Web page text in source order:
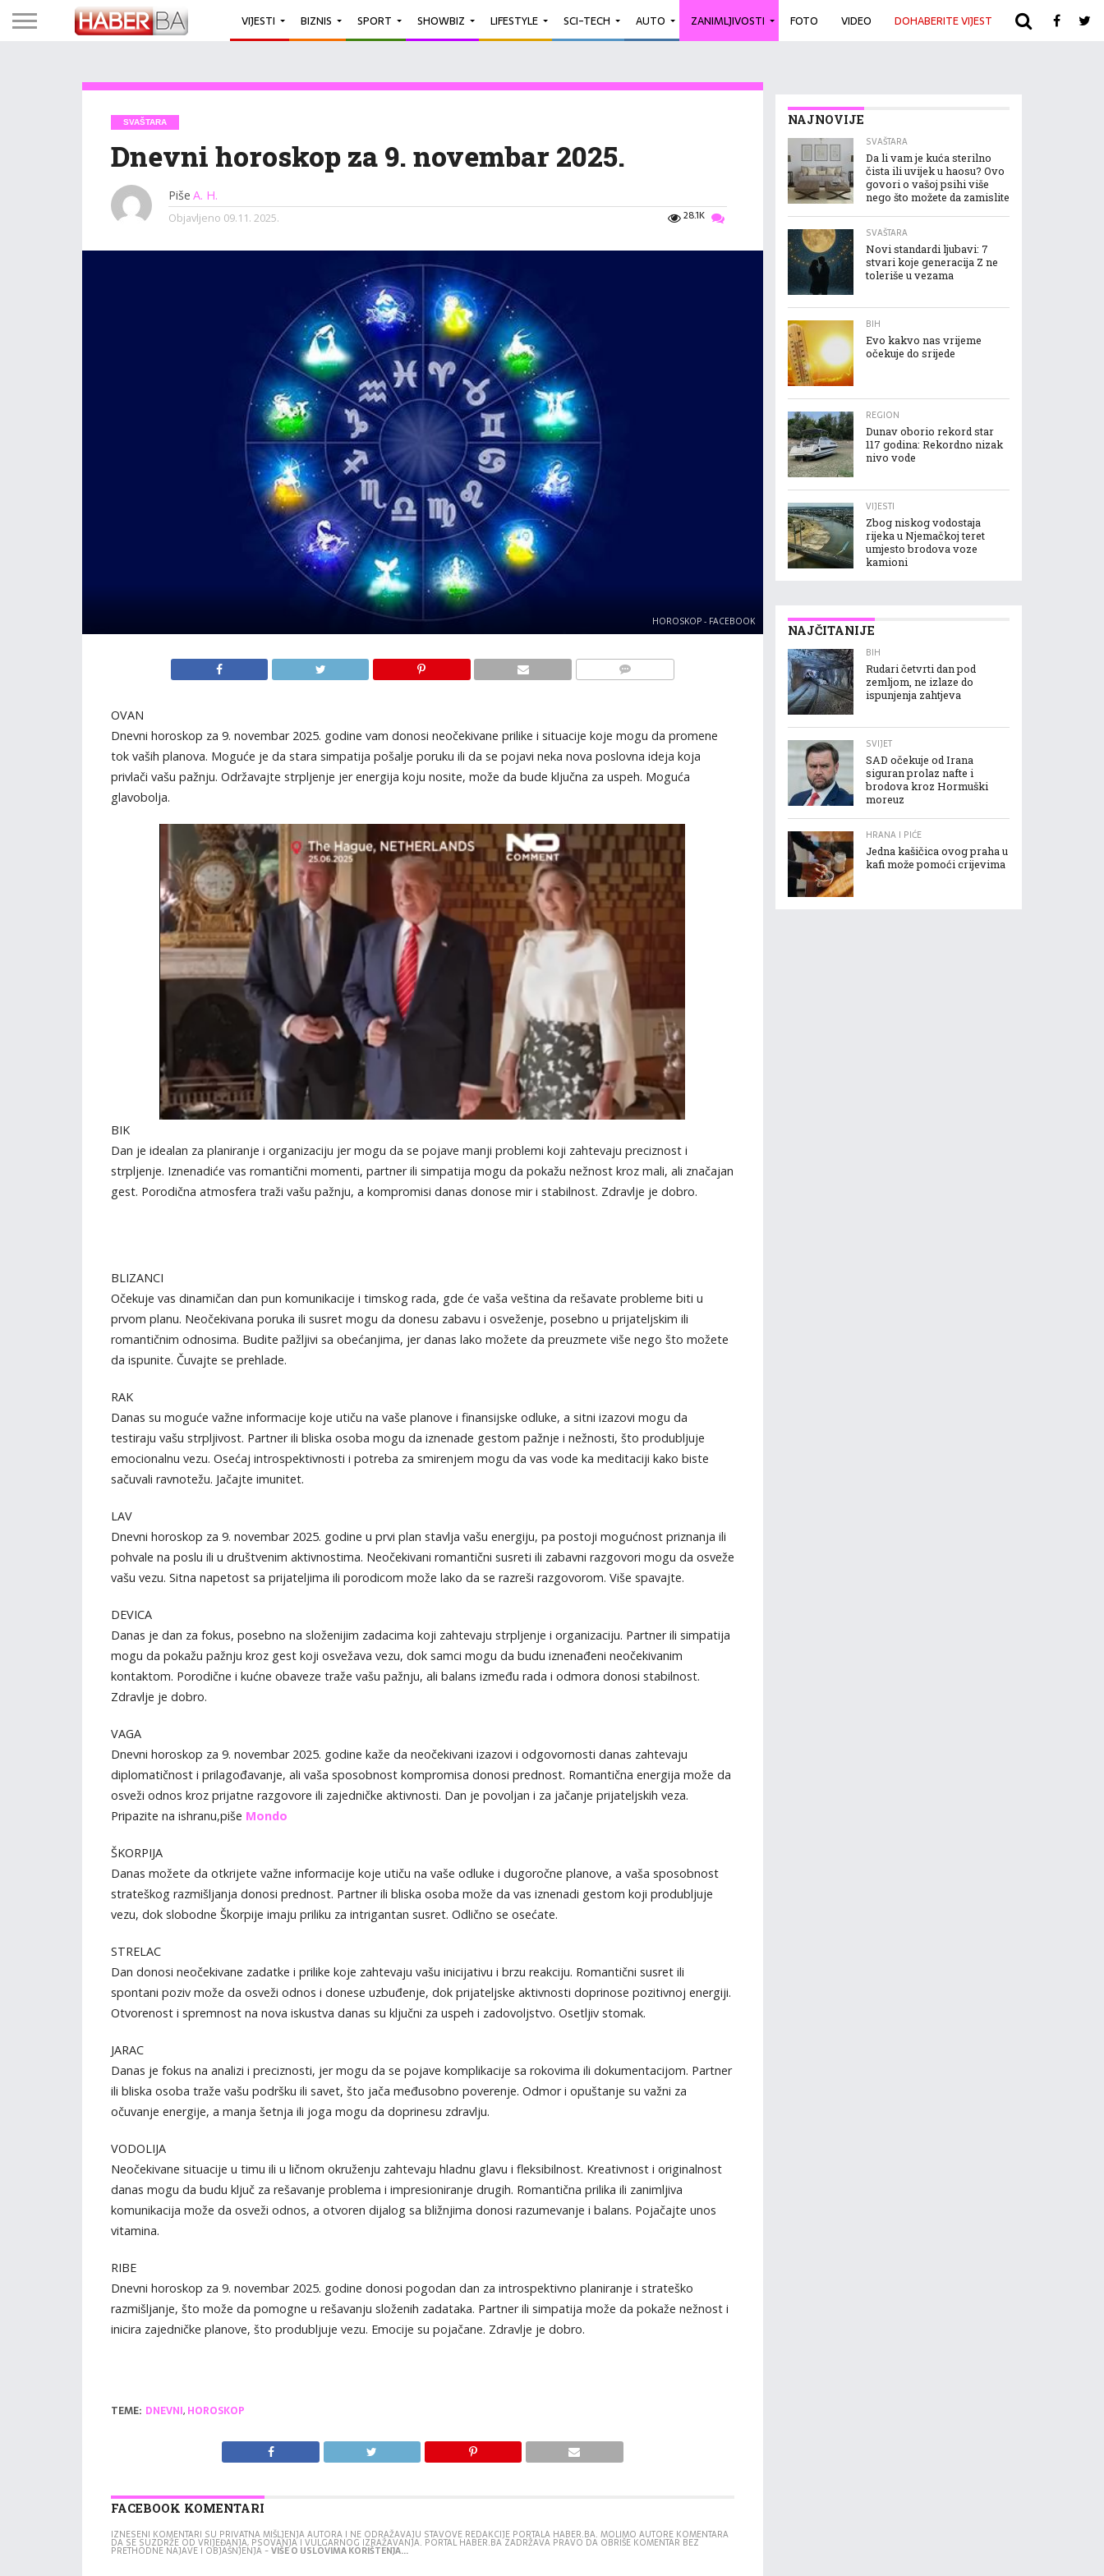
VIJESTI BIZNIS SPORT SHOWBIZ LIFESTYLE SCI-TECH AUTO ZANIMLJIVOSTI FOTO VIDEO DOHABERITE VIJEST ARHIVA
SVAŠTARA
Dnevni horoskop za 9. novembar 2025.
Piše A. H.
28.1K
Objavljeno 09.11. 2025.
HOROSKOP - FACEBOOK
OVAN
Dnevni horoskop za 9. novembar 2025. godine vam donosi neočekivane prilike i situacije koje mogu da promene
tok vaših planova. Moguće je da stara simpatija pošalje poruku ili da se pojavi neka nova poslovna ideja koja
privlači vašu pažnju. Održavajte strpljenje jer energija koju nosite, može da bude ključna za uspeh. Moguća
glavobolja.
BIK
Dan je idealan za planiranje i organizaciju jer mogu da se pojave manji problemi koji zahtevaju preciznost i
strpljenje. Iznenadiće vas romantični momenti, partner ili simpatija mogu da pokažu nežnost kroz mali, ali značajan
gest. Porodična atmosfera traži vašu pažnju, a kompromisi danas donose mir i stabilnost. Zdravlje je dobro.
BLIZANCI
Očekuje vas dinamičan dan pun komunikacije i timskog rada, gde će vaša veština da rešavate probleme biti u
prvom planu. Neočekivana poruka ili susret mogu da donesu zabavu i osveženje, posebno u prijateljskim ili
romantičnim odnosima. Budite pažljivi sa obećanjima, jer danas lako možete da preuzmete više nego što možete
da ispunite. Čuvajte se prehlade.
RAK
Danas su moguće važne informacije koje utiču na vaše planove i finansijske odluke, a sitni izazovi mogu da
testiraju vašu strpljivost. Partner ili bliska osoba mogu da iznenade gestom pažnje i nežnosti, što produbljuje
emocionalnu vezu. Osećaj introspektivnosti i potreba za smirenjem mogu da vas vode ka meditaciji kako biste
sačuvali ravnotežu. Jačajte imunitet.
LAV
Dnevni horoskop za 9. novembar 2025. godine u prvi plan stavlja vašu energiju, pa postoji mogućnost priznanja ili
pohvale na poslu ili u društvenim aktivnostima. Neočekivani romantični susreti ili zabavni razgovori mogu da osveže
vašu vezu. Sitna napetost sa prijateljima ili porodicom može lako da se razreši razgovorom. Više spavajte.
DEVICA
Danas je dan za fokus, posebno na složenijim zadacima koji zahtevaju strpljenje i organizaciju. Partner ili simpatija
mogu da pokažu pažnju kroz gest koji osvežava vezu, dok samci mogu da budu iznenađeni neočekivanim
kontaktom. Porodične i kućne obaveze traže vašu pažnju, ali balans između rada i odmora donosi stabilnost.
Zdravlje je dobro.
VAGA
Dnevni horoskop za 9. novembar 2025. godine kaže da neočekivani izazovi i odgovornosti danas zahtevaju
diplomatičnost i prilagođavanje, ali vaša sposobnost kompromisa donosi prednost. Romantična energija može da
osveži odnos kroz prijatne razgovore ili zajedničke aktivnosti. Dan je povoljan i za jačanje prijateljskih veza.
Pripazite na ishranu,piše Mondo
ŠKORPIJA
Danas možete da otkrijete važne informacije koje utiču na vaše odluke i dugoročne planove, a vaša sposobnost
strateškog razmišljanja donosi prednost. Partner ili bliska osoba može da vas iznenadi gestom koji produbljuje
vezu, dok slobodne Škorpije imaju priliku za intrigantan susret. Odlično se osećate.
STRELAC
Dan donosi neočekivane zadatke i prilike koje zahtevaju vašu inicijativu i brzu reakciju. Romantični susret ili
spontani poziv može da osveži odnos i donese uzbuđenje, dok prijateljske aktivnosti doprinose pozitivnoj energiji.
Otvorenost i spremnost na nova iskustva danas su ključni za uspeh i zadovoljstvo. Osetljiv stomak.
JARAC
Danas je fokus na analizi i preciznosti, jer mogu da se pojave komplikacije sa rokovima ili dokumentacijom. Partner
ili bliska osoba traže vašu podršku ili savet, što jača međusobno poverenje. Odmor i opuštanje su važni za
očuvanje energije, a manja šetnja ili joga mogu da doprinesu zdravlju.
VODOLIJA
Neočekivane situacije u timu ili u ličnom okruženju zahtevaju hladnu glavu i fleksibilnost. Kreativnost i originalnost
danas mogu da budu ključ za rešavanje problema i impresioniranje drugih. Romantična prilika ili zanimljiva
komunikacija može da osveži odnos, a otvoren dijalog sa bližnjima donosi razumevanje i balans. Pojačajte unos
vitamina.
RIBE
Dnevni horoskop za 9. novembar 2025. godine donosi pogodan dan za introspektivno planiranje i strateško
razmišljanje, što može da pomogne u rešavanju složenih zadataka. Partner ili simpatija može da pokaže nežnost i
inicira zajedničke planove, što produbljuje vezu. Emocije su pojačane. Zdravlje je dobro.
TEME: DNEVNI, HOROSKOP
FACEBOOK KOMENTARI
IZNESENI KOMENTARI SU PRIVATNA MIŠLJENJA AUTORA I NE ODRAŽAVAJU STAVOVE REDAKCIJE PORTALA HABER.BA. MOLIMO AUTORE KOMENTARA
DA SE SUZDRŽE OD VRIJEĐANJA, PSOVANJA I VULGARNOG IZRAŽAVANJA. PORTAL HABER.BA ZADRŽAVA PRAVO DA OBRIŠE KOMENTAR BEZ
PRETHODNE NAJAVE I OBJAŠNJENJA -VIŠE O USLOVIMA KORIŠTENJA...
NAJNOVIJE
SVAŠTARA
Da li vam je kuća sterilno
čista ili uvijek u haosu? Ovo
govori o vašoj psihi više
nego što možete da zamislite
SVAŠTARA
Novi standardi ljubavi: 7
stvari koje generacija Z ne
toleriše u vezama
BIH
Evo kakvo nas vrijeme
očekuje do srijede
REGION
Dunav oborio rekord star
117 godina: Rekordno nizak
nivo vode
VIJESTI
Zbog niskog vodostaja
rijeka u Njemačkoj teret
umjesto brodova voze
kamioni
NAJČITANIJE
BIH
Rudari četvrti dan pod
zemljom, ne izlaze do
ispunjenja zahtjeva
SVIJET
SAD očekuje od Irana
siguran prolaz nafte i
brodova kroz Hormuški
moreuz
HRANA I PIĆE
Jedna kašičica ovog praha u
kafi može pomoći crijevima